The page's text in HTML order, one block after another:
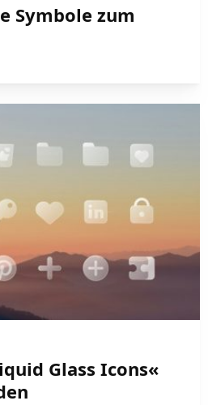
Symbole zum
Glass Icons«